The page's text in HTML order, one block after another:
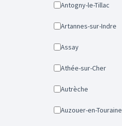
Antogny-le-Tillac
Artannes-sur-Indre
Assay
Athée-sur-Cher
Autrèche
Auzouer-en-Touraine